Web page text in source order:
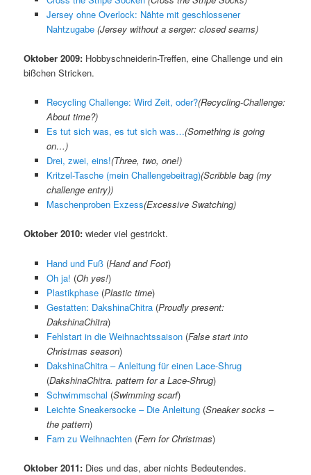
Jersey ohne Overlock: Nähte mit geschlossener
Nahtzugabe (Jersey without a serger: closed seams)
Oktober 2009: Hobbyschneiderin-Treffen, eine Challenge und ein
bißchen Stricken.
Recycling Challenge: Wird Zeit, oder?(Recycling-Challenge:
About time?)
Es tut sich was, es tut sich was…(Something is going
on…)
Drei, zwei, eins!(Three, two, one!)
Kritzel-Tasche (mein Challengebeitrag)(Scribble bag (my
challenge entry))
Maschenproben Exzess(Excessive Swatching)
Oktober 2010: wieder viel gestrickt.
Hand und Fuß(Hand and Foot)
Oh ja! (Oh yes!)
Plastikphase(Plastic time)
Gestatten: DakshinaChitra(Proudly present:
DakshinaChitra)
Fehlstart in die Weihnachtssaison(False start into
Christmas season)
DakshinaChitra – Anleitung für einen Lace-Shrug
(DakshinaChitra. pattern for a Lace-Shrug)
Schwimmschal (Swimming scarf)
Leichte Sneakersocke – Die Anleitung(Sneaker socks –
the pattern)
Farn zu Weihnachten(Fern for Christmas)
Oktober 2011: Dies und das, aber nichts Bedeutendes.